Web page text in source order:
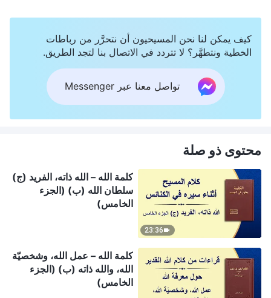
كيف يمكن لنا نحن المسيحيون أن نتحرَّر من رباطات
الخطية ونتطهَّر؟ لا تتردد في الاتصال بنا لتجد الطريق.
تواصل معنا عبر Messenger
محتوى ذو صلة
23:36
كلمة الله – الله ذاته، الفريد (ج)
سلطان الله (ب) (الجزء
الخامس)
كلمة الله – عمل الله، وشخصيّة
الله، والله ذاته (ب) (الجزء
الخامس)